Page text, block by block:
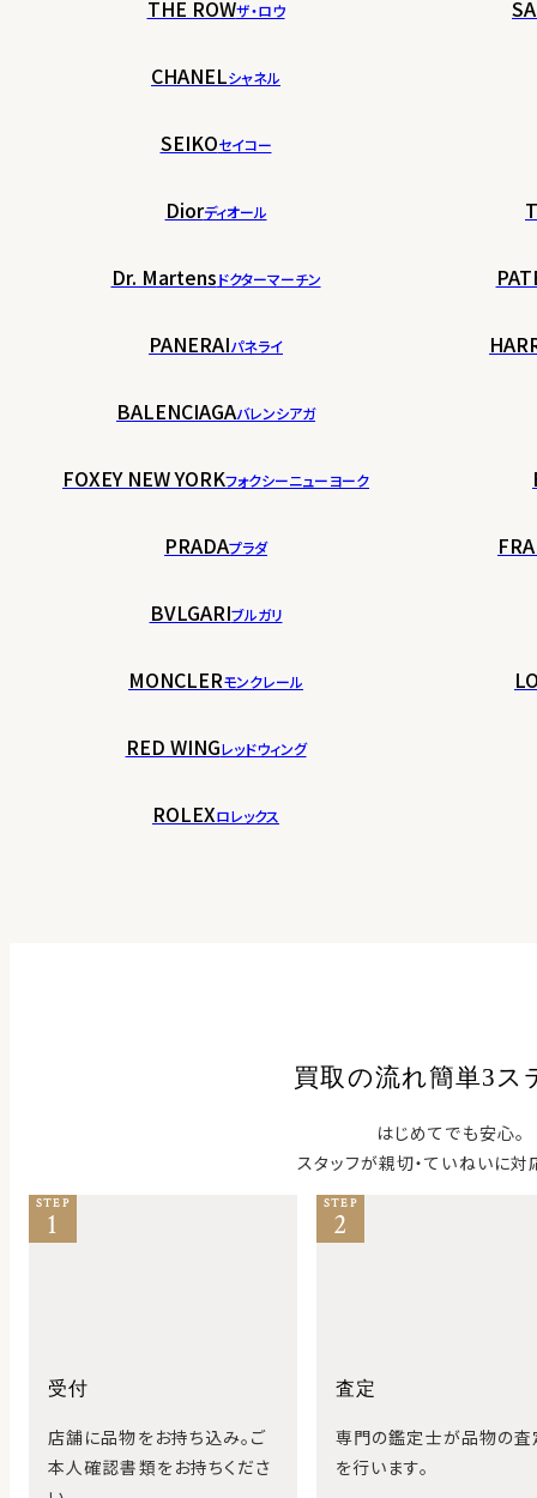
THE ROWザ・ロウ
CHANELシャネル
SEIKOセイコー
Diorディオール
Dr. Martensドクターマーチン
PANERAIパネライ
BALENCIAGAバレンシアガ
FOXEY NEW YORKフォクシーニューヨーク
PRADAプラダ
BVLGARIブルガリ
MONCLERモンクレール
RED WINGレッドウィング
ROLEXロレックス
買取の流れ簡単3ス
はじめてでも安心。
スタッフが親切・ていねいに対
STEP
1
受付
店舗に品物をお持ち込み。ご
本人確認書類をお持ちくださ
STEP
2
査定
専門の鑑定士が品物の査
を行います。